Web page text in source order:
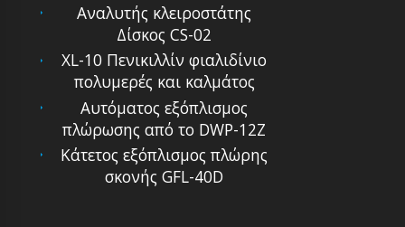
Αναλυτής κλειροστάτης
Δίσκος CS-02
XL-10 Πενικιλλίν φιαλιδίνιο
πολυμερές και καλμάτος
Αυτόματος εξόπλισμος
πλώρωσης από το DWP-12Z
Κάτετος εξόπλισμος πλώρης
σκονής GFL-40D